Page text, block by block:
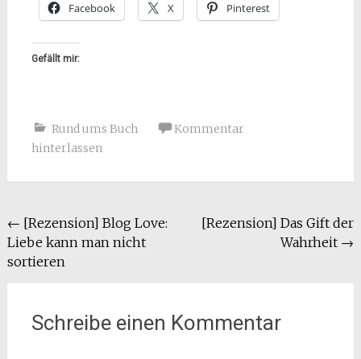
Facebook X Pinterest
Gefällt mir:
Rund ums Buch
Kommentar
hinterlassen
Beitragsnavigation
← [Rezension] Blog Love:
Liebe kann man nicht
sortieren
[Rezension] Das Gift der
Wahrheit →
Schreibe einen Kommentar